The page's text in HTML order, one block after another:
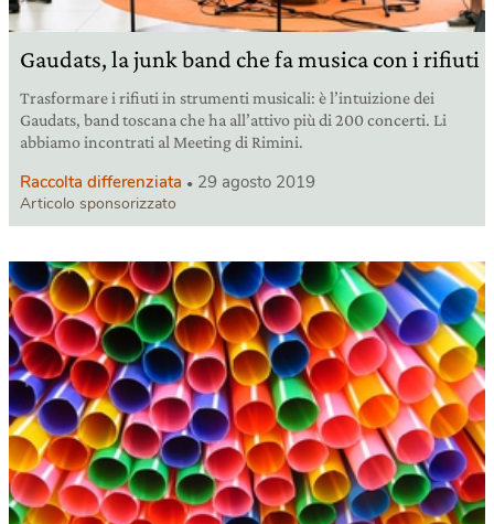
Gaudats, la junk band che fa musica con i rifiuti
Trasformare i rifiuti in strumenti musicali: è l’intuizione dei
Gaudats, band toscana che ha all’attivo più di 200 concerti. Li
abbiamo incontrati al Meeting di Rimini.
Raccolta differenziata 29 agosto 2019
Articolo sponsorizzato